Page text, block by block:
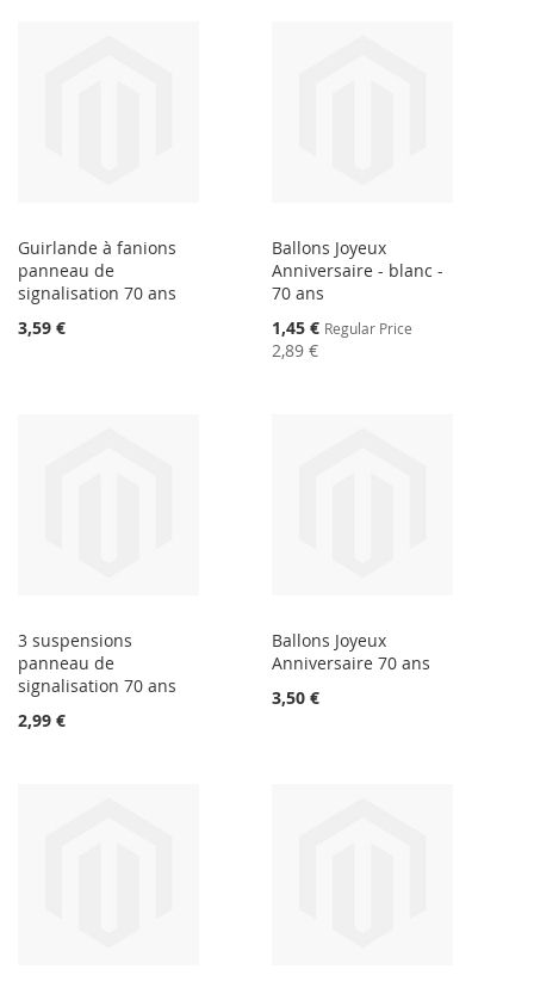
Guirlande à fanions
panneau de
signalisation 70 ans
3,59 €
Ballons Joyeux
Anniversaire - blanc -
70 ans
Special
Price
1,45 € Regular Price
2,89 €
3 suspensions
panneau de
signalisation 70 ans
2,99 €
Ballons Joyeux
Anniversaire 70 ans
3,50 €